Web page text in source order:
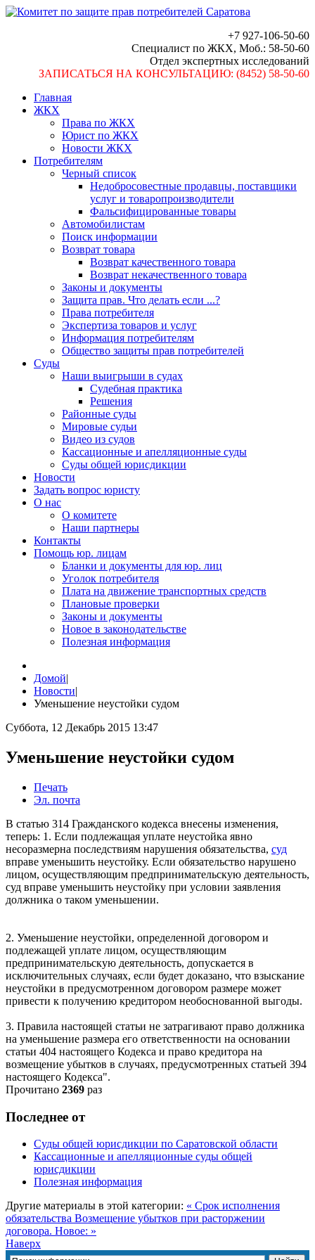
+7 927-106-50-60
Специалист по ЖКХ, Моб.: 58-50-60
Отдел экспертных исследований
ЗАПИСАТЬСЯ НА КОНСУЛЬТАЦИЮ: (8452) 58-50-60
Главная
ЖКХ
Права по ЖКХ
Юрист по ЖКХ
Новости ЖКХ
Потребителям
Черный список
Недобросовестные продавцы, поставщики
услуг и товаропроизводители
Фальсифицированные товары
Автомобилистам
Поиск информации
Возврат товара
Возврат качественного товара
Возврат некачественного товара
Законы и документы
Защита прав. Что делать если ...?
Права потребителя
Экспертиза товаров и услуг
Информация потребителям
Общество защиты прав потребителей
Суды
Наши выигрыши в судах
Судебная практика
Решения
Районные суды
Мировые судьи
Видео из судов
Кассационные и апелляционные суды
Суды общей юрисдикции
Новости
Задать вопрос юристу
О нас
О комитете
Наши партнеры
Контакты
Помощь юр. лицам
Бланки и документы для юр. лиц
Уголок потребителя
Плата на движение транспортных средств
Плановые проверки
Законы и документы
Новое в законодательстве
Полезная информация
Домой|
Новости|
Уменьшение неустойки судом
Суббота, 12 Декабрь 2015 13:47
Уменьшение неустойки судом
Печать
Эл. почта
В статью 314 Гражданского кодекса внесены изменения,
теперь: 1. Если подлежащая уплате неустойка явно
несоразмерна последствиям нарушения обязательства, суд
вправе уменьшить неустойку. Если обязательство нарушено
лицом, осуществляющим предпринимательскую деятельность,
суд вправе уменьшить неустойку при условии заявления
должника о таком уменьшении.
2. Уменьшение неустойки, определенной договором и
подлежащей уплате лицом, осуществляющим
предпринимательскую деятельность, допускается в
исключительных случаях, если будет доказано, что взыскание
неустойки в предусмотренном договором размере может
привести к получению кредитором необоснованной выгоды.
3. Правила настоящей статьи не затрагивают право должника
на уменьшение размера его ответственности на основании
статьи 404 настоящего Кодекса и право кредитора на
возмещение убытков в случаях, предусмотренных статьей 394
настоящего Кодекса".
Прочитано 2369 раз
Последнее от
Суды общей юрисдикции по Саратовской области
Кассационные и апелляционные суды общей
юрисдикции
Полезная информация
Другие материалы в этой категории: « Срок исполнения
обязательства Возмещение убытков при расторжении
договора. Новое: »
Наверх